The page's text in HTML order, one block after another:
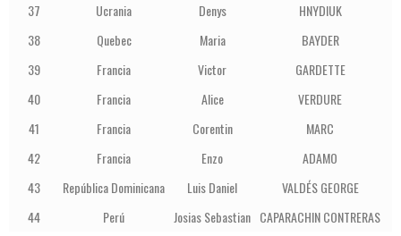
37
Ucrania Denys HNYDIUK
38
Quebec Maria BAYDER
39
Francia Victor GARDETTE
40
Francia Alice VERDURE
41
Francia Corentin MARC
42
Francia Enzo ADAMO
43
República Dominicana Luis Daniel VALDÉS GEORGE
44
Perú Josias Sebastian CAPARACHIN CONTRERAS